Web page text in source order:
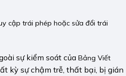
cập trái phép hoặc sửa đổi trái
sự kiểm soát của Bảng Viết
kỳ sự chậm trễ, thất bại, bị gián